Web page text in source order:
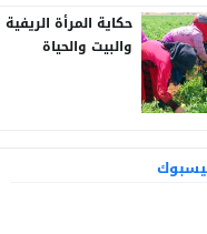
حكاية المرأة
والبيت والحياة